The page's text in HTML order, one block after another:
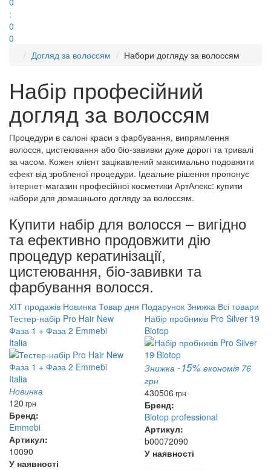
:
0
0
Догляд за волоссям
Набори догляду за волоссям
Набір професійний
догляд за волоссям
Процедури в салоні краси з фарбування, випрямлення
волосся, цистеювання або біо-завивки дуже дорогі та тривалі
за часом. Кожен клієнт зацікавлений максимально подовжити
ефект від зробленої процедури. Ідеальне рішення пропонує
інтернет-магазин професійної косметики АртАлекс: купити
набори для домашнього догляду за волоссям.
Купити набір для волосся – вигідно
та ефективно продовжити дію
процедур кератинізації,
цистеювання, біо-завивки та
фарбування волосся.
ХІТ продажів Новинка Товар дня Подарунок Знижка Всі товари
Тестер-набір Pro Hair New
Фаза 1 + Фаза 2 Emmebi
Italia
Новинка
120 грн
Бренд:
Emmebi
Артикул:
10090
У наявності
Набір пробників Pro Silver 19
Biotop
Знижка -15% економія 76
грн
430506 грн
Бренд:
Biotop professional
Артикул:
b00072090
У наявності